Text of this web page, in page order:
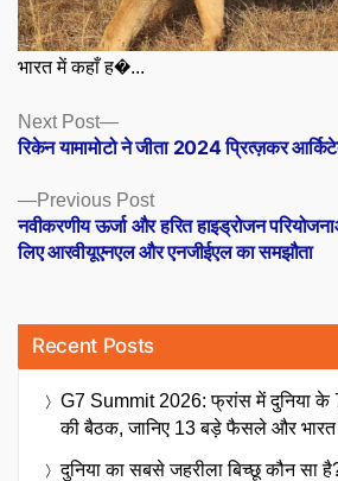
भारत में कहाँ ह�...
Posts
navigation
Previous PostPrevious
post:
नवीकरणीय ऊर्जा और हरित हाइड्रोजन
लिए आरवीयूएनएल और एनजीईएल का समझौता
Next Post
Next
post:
रिकेन यामामोटो ने जीता 2024 प्रित्ज़कर
Recent Posts
G7 Summit 2026: फ्रांस में दुनिया के
की बैठक, जानिए 13 बड़े फैसले और भारत
दुनिया का सबसे जहरीला बिच्छू कौन सा